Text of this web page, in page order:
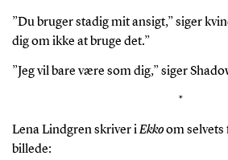
”Du bruger stadig mit ansigt,” siger
dig om ikke at bruge det.”
”Jeg vil bare være som dig,” siger
*
Lena Lindgren skriver iEkkoom
billede: